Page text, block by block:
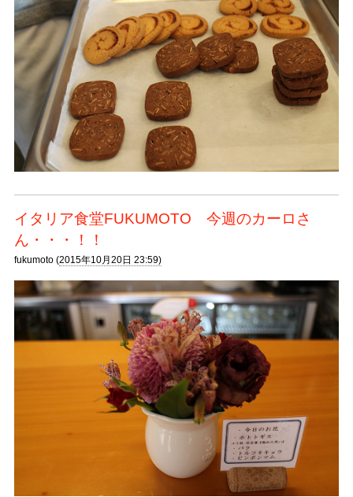
イタリア食堂FUKUMOTO 今週のカーロさ
ん・・・！！
fukumoto (2015年10月20日 23:59)